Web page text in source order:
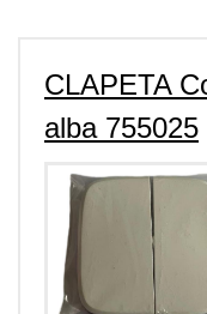
CLAPETA
alba 755025